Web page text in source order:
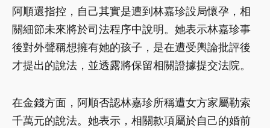
阿順還指控，自己其實是遭到林嘉珍設局懷孕，相
關細節未來將於司法程序中說明。她表示林嘉珍事
後對外聲稱想擁有她的孩子，是在遭受輿論批評後
才提出的說法，並透露將保留相關證據提交法院。
在金錢方面，阿順否認林嘉珍所稱遭女方家屬勒索
千萬元的說法。她表示，相關款項屬於自己的婚前